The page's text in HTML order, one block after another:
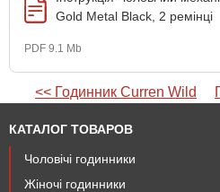
Gold Metal Black, 2 ремінці
PDF 9.1 Mb
<< Годинник Curren Wild
КАТАЛОГ ТОВАРОВ
Чоловічі годинники
Жіночі годинники